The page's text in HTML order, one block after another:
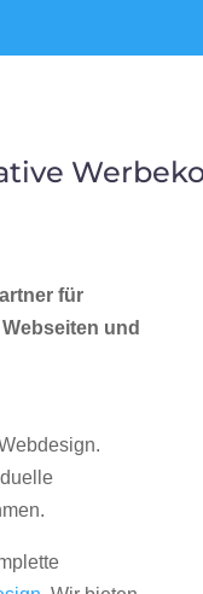
für
und